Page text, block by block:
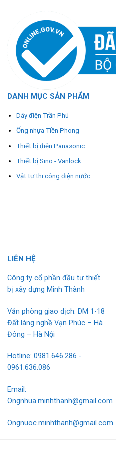
DANH MỤC SẢN PHẨM
Dây điện Trần Phú
Ống nhựa Tiền Phong
Thiết bị điện Panasonic
Thiết bị Sino - Vanlock
Vật tư thi công điện nước
LIÊN HỆ
Công ty cổ phần đầu tư thiết
bị xây dựng Minh Thành
Văn phòng giao dịch: DM 1-18
Đất làng nghề Vạn Phúc – Hà
Đông – Hà Nội
Hotline: 0981.646.286 -
0961.636.086
Email:
Ongnhua.minhthanh@gmail.com
Ongnuoc.minhthanh@gmail.com